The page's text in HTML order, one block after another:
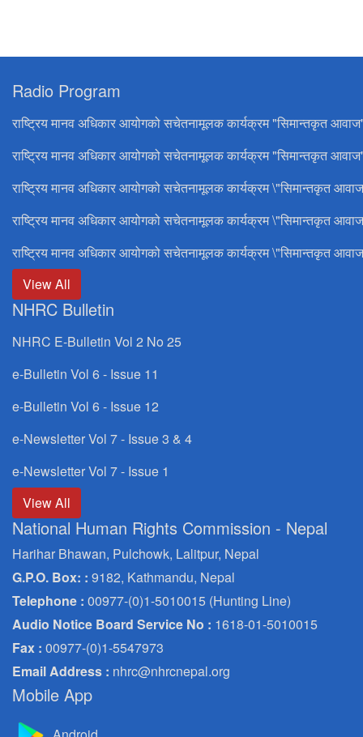
Radio Program
राष्ट्रिय मानव अधिकार आयोगको सचेतनामूलक कार्यक्रम "सिमान्तकृत
राष्ट्रिय मानव अधिकार आयोगको सचेतनामूलक कार्यक्रम "सिमान्तकृत
राष्ट्रिय मानव अधिकार आयोगको सचेतनामूलक कार्यक्रम \"सिमान्तकृत
राष्ट्रिय मानव अधिकार आयोगको सचेतनामूलक कार्यक्रम \"सिमान्तकृत
राष्ट्रिय मानव अधिकार आयोगको सचेतनामूलक कार्यक्रम \"सिमान्तकृत
View All
NHRC Bulletin
NHRC E-Bulletin Vol 2 No 25
e-Bulletin Vol 6 - Issue 11
e-Bulletin Vol 6 - Issue 12
e-Newsletter Vol 7 - Issue 3 & 4
e-Newsletter Vol 7 - Issue 1
View All
National Human Rights Commission - Nepal
Harihar Bhawan, Pulchowk, Lalitpur, Nepal
G.P.O. Box: : 9182, Kathmandu, Nepal
Telephone : 00977-(0)1-5010015 (Hunting Line)
Audio Notice Board Service No : 1618-01-5010015
Fax : 00977-(0)1-5547973
Email Address : nhrc@nhrcnepal.org
Mobile App